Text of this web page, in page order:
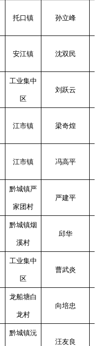
托口镇 孙立峰
安江镇 沈双民
工业集中
区
刘跃云
江市镇 梁奇煌
江市镇 冯高平
黔城镇严
家团村
严建平
黔城镇烟
溪村
邱华
工业集中
区
曹武炎
龙船塘白
龙村
向培忠
黔城镇沅
汪友良